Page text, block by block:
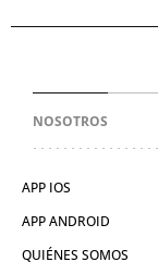
NOSOTROS
APP IOS
APP ANDROID
QUIÉNES SOMOS